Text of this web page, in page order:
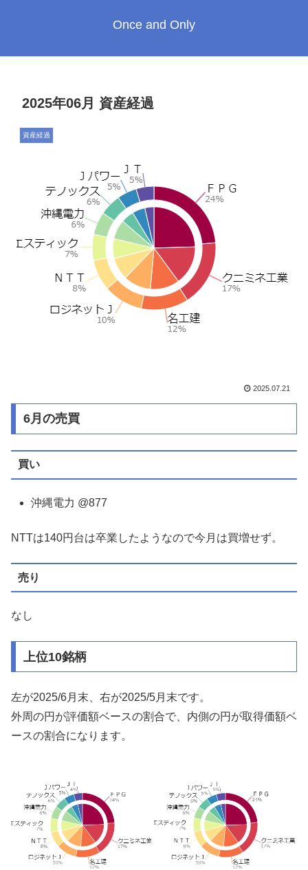
Once and Only
2025年06月 資産経過
資産経過
2025.07.21
6月の売買
買い
沖縄電力 @877
NTTは140円台は卒業したようなので今月は買増せず。
売り
なし
上位10銘柄
左が2025/6月末、右が2025/5月末です。
外周の円が評価額ベースの割合で、内側の円が取得価額ベ
ースの割合になります。